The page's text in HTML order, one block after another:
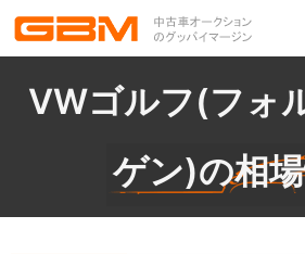
VWゴルフ(フォ
ゲン)の相